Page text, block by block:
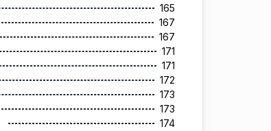
165
167
167
171
171
172
173
173
174